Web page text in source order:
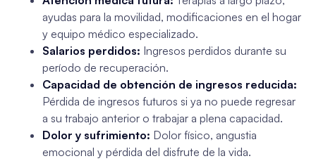
ayudas para la movilidad, modificaciones en el hogar
y equipo médico especializado.
Salarios perdidos: Ingresos perdidos durante su
período de recuperación.
Capacidad de obtención de ingresos reducida:
Pérdida de ingresos futuros si ya no puede regresar
a su trabajo anterior o trabajar a plena capacidad.
Dolor y sufrimiento: Dolor físico, angustia
emocional y pérdida del disfrute de la vida.